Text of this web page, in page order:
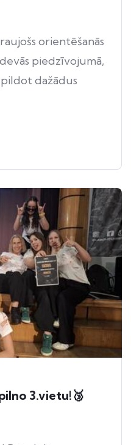
orientēšanās
piedzīvojumā,
dažādus
3.vietu!🥉